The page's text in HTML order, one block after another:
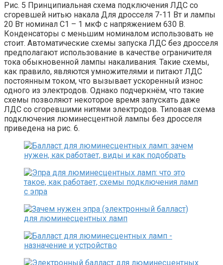
Рис. 5 Принципиальная схема подключения ЛДС со
сгоревшей нитью накала Для дросселя 7-11 Вт и лампы
20 Вт номинал С1 – 1 мкФ с напряжением 630 В.
Конденсаторы с меньшим номиналом использовать не
стоит. Автоматические схемы запуска ЛДС без дросселя
предполагают использование в качестве ограничителя
тока обыкновенной лампы накаливания. Такие схемы,
как правило, являются умножителями и питают ЛДС
постоянным током, что вызывает ускоренный износ
одного из электродов. Однако подчеркнём, что такие
схемы позволяют некоторое время запускать даже
ЛДС со сгоревшими нитями электродов. Типовая схема
подключения люминесцентной лампы без дросселя
приведена на рис. 6.